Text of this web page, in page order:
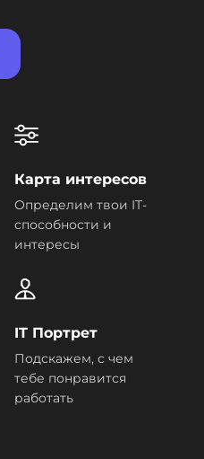
Карта интересов
Определим твои IT-
способности и
интересы
IT Портрет
Подскажем, с чем
тебе понравится
работать